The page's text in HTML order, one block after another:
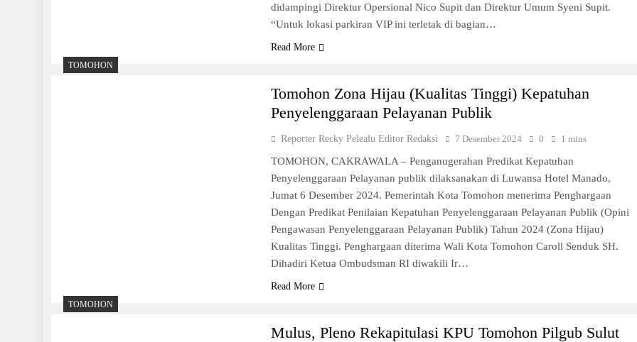
didampingi Direktur Opersional Nico Supit dan Direktur Umum Syeni Supit.
“Untuk lokasi parkiran VIP ini terletak di bagian…
Read More
TOMOHON
Tomohon Zona Hijau (Kualitas Tinggi) Kepatuhan
Penyelenggaraan Pelayanan Publik
Reporter Recky Pelealu Editor Redaksi 7 Desember 2024 0 1 mins
TOMOHON, CAKRAWALA – Penganugerahan Predikat Kepatuhan
Penyelenggaraan Pelayanan publik dilaksanakan di Luwansa Hotel Manado,
Jumat 6 Desember 2024. Pemerintah Kota Tomohon menerima Penghargaan
Dengan Predikat Penilaian Kepatuhan Penyelenggaraan Pelayanan Publik (Opini
Pengawasan Penyelenggaraan Pelayanan Publik) Tahun 2024 (Zona Hijau)
Kualitas Tinggi. Penghargaan diterima Wali Kota Tomohon Caroll Senduk SH.
Dihadiri Ketua Ombudsman RI diwakili Ir…
Read More
TOMOHON
Mulus, Pleno Rekapitulasi KPU Tomohon Pilgub Sulut